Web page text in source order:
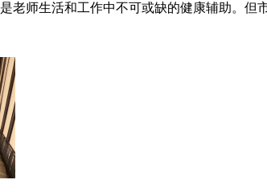
老师生活和工作中不可或缺的健康辅助。